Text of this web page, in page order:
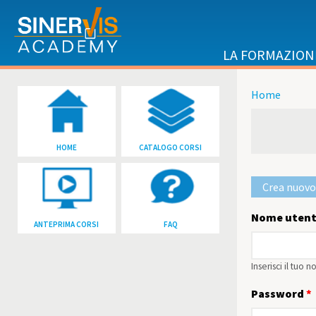
Salta al contenuto principale
LA
HOME CATALOGO CORSI
ANTEPRIMA CORSI FAQ
Home
Schede
Crea
Nome
Inserisci il tuo
Password*